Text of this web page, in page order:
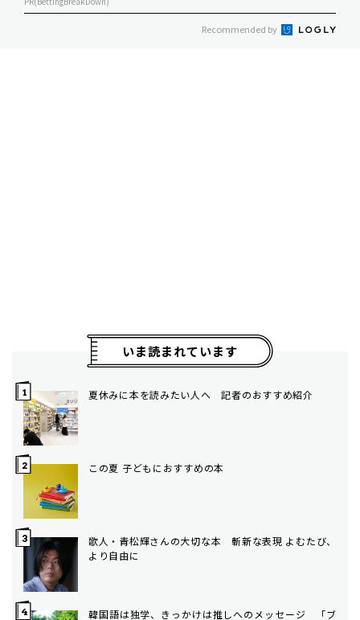
Recommended by
いま読まれています
夏休みに本を読みたい人へ 記者のおすすめ紹介
この夏 子どもにおすすめの本
歌人・青松輝さんの大切な本 斬新な表現 よむたび、
より自由に
韓国語は独学、きっかけは推しへのメッセージ 「ブ